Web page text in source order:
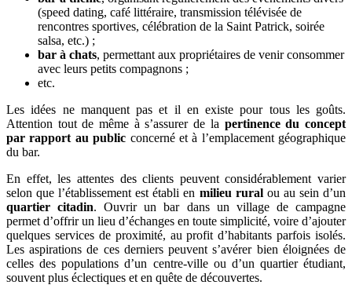
(speed dating, café littéraire, transmission télévisée de
rencontres sportives, célébration de la Saint Patrick, soirée
salsa, etc.) ;
bar à chats, permettant aux propriétaires de venir consommer
avec leurs petits compagnons ;
etc.
Les idées ne manquent pas et il en existe pour tous les goûts.
Attention tout de même à s’assurer de la pertinence du concept
par rapport au public concerné et à l’emplacement géographique
du bar.
En effet, les attentes des clients peuvent considérablement varier
selon que l’établissement est établi en milieu rural ou au sein d’un
quartier citadin. Ouvrir un bar dans un village de campagne
permet d’offrir un lieu d’échanges en toute simplicité, voire d’ajouter
quelques services de proximité, au profit d’habitants parfois isolés.
Les aspirations de ces derniers peuvent s’avérer bien éloignées de
celles des populations d’un centre-ville ou d’un quartier étudiant,
souvent plus éclectiques et en quête de découvertes.